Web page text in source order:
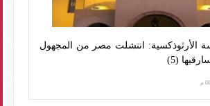
الأرثوذكسية: انتشلت مصر من المجهول
(5)